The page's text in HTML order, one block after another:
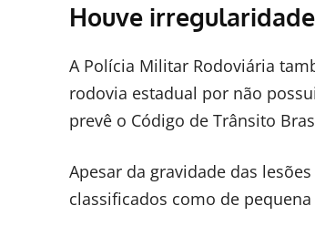
Houve
A Polícia Militar Rodoviária
rodovia estadual por não
prevê o Código de Trânsito
Apesar da gravidade das
classificados como de